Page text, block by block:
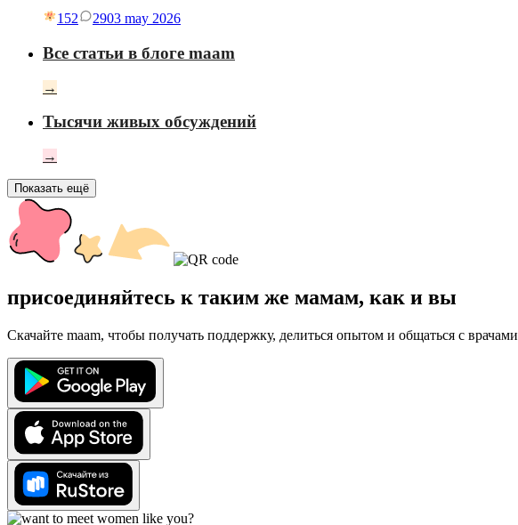
152 2903 may 2026
Все статьи в блоге maam
→
Тысячи живых обсуждений
→
Показать ещё
присоединяйтесь к таким же мамам, как и вы
Скачайте maam, чтобы получать поддержку, делиться опытом и общаться с врачами